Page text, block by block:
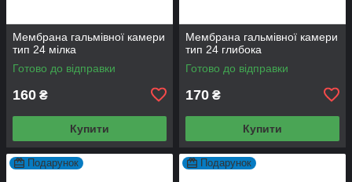
Мембрана гальмівної камери
тип 24 мілка
Готово до відправки
160 ₴
Купити
Мембрана гальмівної камери
тип 24 глибока
Готово до відправки
170 ₴
Купити
Подарунок Подарунок